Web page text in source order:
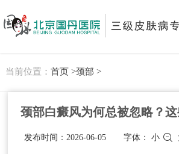
当前位置： 首页 >颈部 >
颈部白癜风为何总被忽略？
发布时间：2026-06-05 字体：小